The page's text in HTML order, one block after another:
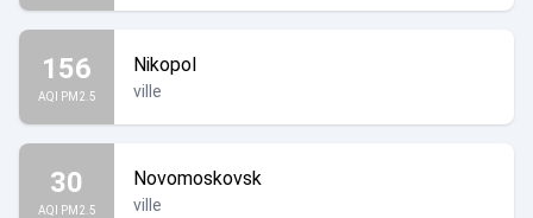
156
AQI PM2.5
Nikopol
ville
30
AQI PM2.5
Novomoskovsk
ville